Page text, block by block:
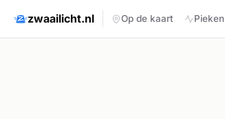
zwaailicht.nl Op de kaart Pieken